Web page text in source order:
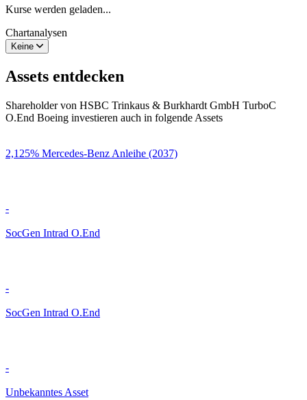
Kurse werden geladen...
Chartanalysen
Keine
Assets entdecken
Shareholder von HSBC Trinkaus & Burkhardt GmbH TurboC
O.End Boeing investieren auch in folgende Assets
2,125% Mercedes-Benz Anleihe (2037)
-
SocGen Intrad O.End
-
SocGen Intrad O.End
-
Unbekanntes Asset